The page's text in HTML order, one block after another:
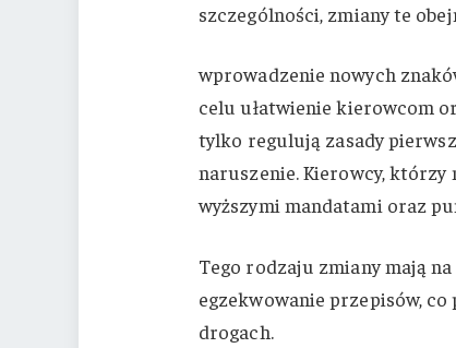
szczególności, zmiany te
wprowadzenie nowych
celu ułatwienie kierowcom
tylko regulują zasady
naruszenie. Kierowcy, którzy
wyższymi mandatami oraz
Tego rodzaju zmiany mają
egzekwowanie przepisów,
drogach.